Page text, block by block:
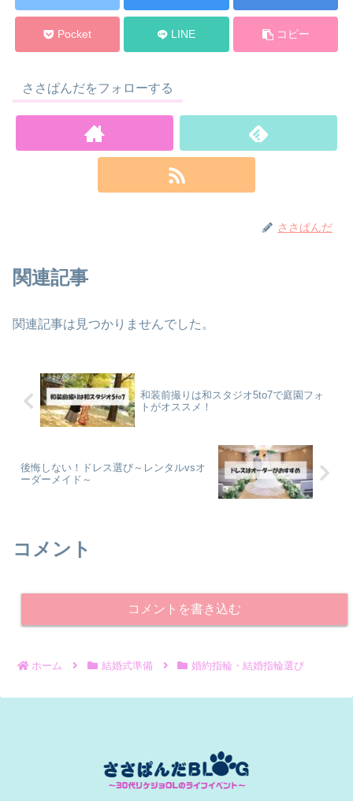
Pocket LINE コピー
ささぱんだをフォローする
ささぱんだ
関連記事
関連記事は見つかりませんでした。
和装前撮りは和スタジオ5to7で庭園フォ
トがオススメ！
後悔しない！ドレス選び～レンタルvsオ
ーダーメイド～
コメント
コメントを書き込む
ホーム 結婚式準備 婚約指輪・結婚指輪選び